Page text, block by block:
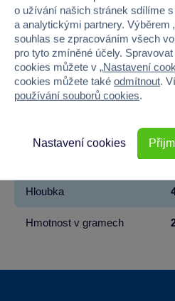
Řada
Věk od
Pohlaví
Počet dílků
Hloubka
Hmotnost v gramech
o užívání našich stránek sdílíme
a analytickými partnery. Výběrem
souhlas se zpracováním všech
pro tyto zmíněné účely.
cookies můžete v „Nastavení
cookies můžete také odmítnout.
používání souborů cookies.
Nastavení cookies